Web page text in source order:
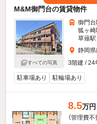
M&M御門台の賃貸物件
すべての写真
御門
狐ヶ
草薙駅
静岡
3階建 / 24
駐車場あり 駐輪場あり
8.5万円
（管理費不